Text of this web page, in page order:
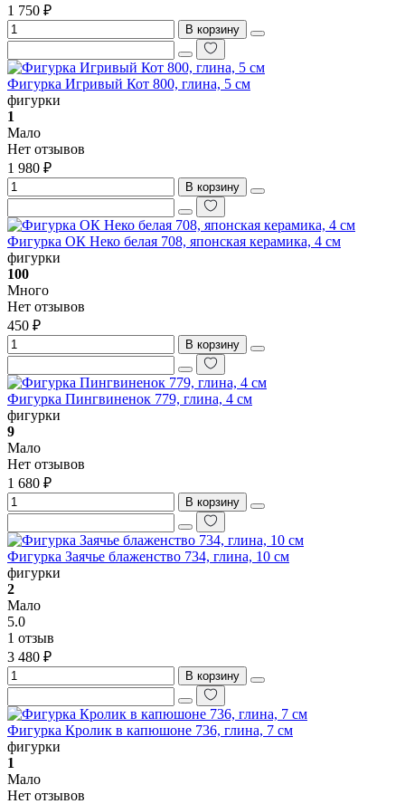
1 750 ₽
В корзину
Фигурка Игривый Кот 800, глина, 5 см
фигурки
1
Мало
Нет отзывов
1 980 ₽
В корзину
Фигурка ОК Неко белая 708, японская керамика, 4 см
фигурки
100
Много
Нет отзывов
450 ₽
В корзину
Фигурка Пингвиненок 779, глина, 4 см
фигурки
9
Мало
Нет отзывов
1 680 ₽
В корзину
Фигурка Заячье блаженство 734, глина, 10 см
фигурки
2
Мало
5.0
1 отзыв
3 480 ₽
В корзину
Фигурка Кролик в капюшоне 736, глина, 7 см
фигурки
1
Мало
Нет отзывов